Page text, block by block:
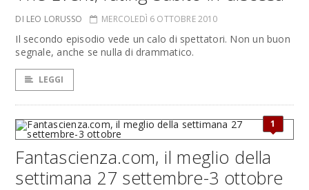
DI LEO LORUSSO MERCOLEDÌ 6 OTTOBRE 2010
Il secondo episodio vede un calo di spettatori. Non un buon
segnale, anche se nulla di drammatico.
LEGGI
1
Fantascienza.com, il meglio della
settimana 27 settembre-3 ottobre